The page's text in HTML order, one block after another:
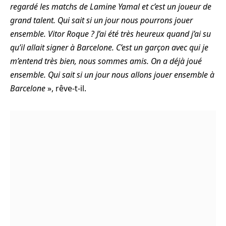
regardé les matchs de Lamine Yamal et c’est un joueur de
grand talent. Qui sait si un jour nous pourrons jouer
ensemble. Vitor Roque ? J’ai été très heureux quand j’ai su
qu’il allait signer à Barcelone. C’est un garçon avec qui je
m’entend très bien, nous sommes amis. On a déjà joué
ensemble. Qui sait si un jour nous allons jouer ensemble à
Barcelone», rêve-t-il.